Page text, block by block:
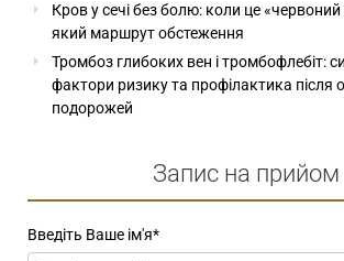
Кров у сечі без болю: коли це «червоний
який маршрут обстеження
Тромбоз глибоких вен і тромбофлебіт:
фактори ризику та профілактика після
подорожей
Запис на прийом
Введіть Ваше ім'я*